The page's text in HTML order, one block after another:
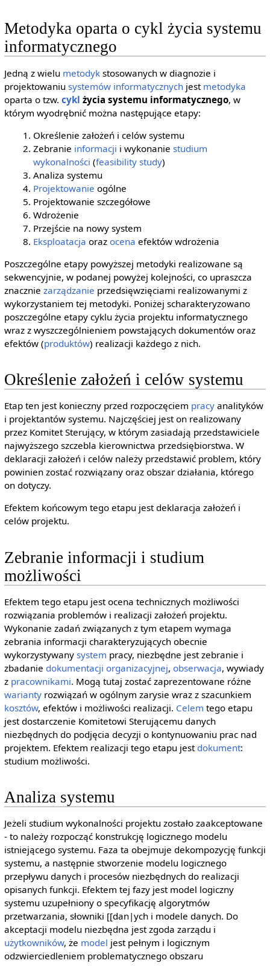
Metodyka oparta o cykl życia systemu
informatycznego
Jedną z wielu metodykstosowanych w diagnozie i
projektowaniu systemów informatycznychjest metodyka
oparta o tzw. cykl życia systemu informatycznego, w
którym wyodrębnić można następujące etapy:
Określenie założeń i celów systemu
Zebranie informacji i wykonaniestudium
wykonalności (feasibility study)
Analiza systemu
Projektowanie ogólne
Projektowanie szczegółowe
Wdrożenie
Przejście na nowy system
Eksploatacja orazocena efektów wdrożenia
Poszczególne etapy powyższej metodyki realizowane są
sekwencyjnie, w podanej powyżej kolejności, co upraszcza
znacznie zarządzanie przedsięwzięciami realizowanymi z
wykorzystaniem tej metodyki. Poniżej scharakteryzowano
poszczególne etapy cyklu życia projektu informatycznego
wraz z wyszczególnieniem powstających dokumentów oraz
efektów (produktów) realizacji każdego z nich.
Określenie założeń i celów systemu
Etap ten jest konieczny przed rozpoczęciem pracyanalityków
i projektantów systemu. Najczęściej jest on realizowany
przez Komitet Sterujący, w którym zasiadają przedstawiciele
najwyższego szczebla kierownictwa przedsiębiorstwa. W
deklaracji założeń i celów należy przedstawić problem, który
powinien zostać rozwiązany oraz obszar działania, którego
on dotyczy.
Efektem końcowym tego etapu jest deklaracja założeń i
celów projektu.
Zebranie informacji i studium
możliwości
Efektem tego etapu jest ocena technicznych możliwości
rozwiązania problemów i realizacji założeń projektu.
Wykonanie zadań związanych z tym etapem wymaga
zebrania informacji charakteryzujących obecnie
wykorzystywany system pracy, niezbędne jest zebranie i
zbadanie dokumentacji organizacyjnej, obserwacja, wywiady
z pracownikami. Mogą tutaj zostać zaprezentowane różne
wariantyrozwiązań w ogólnym zarysie wraz z szacunkiem
kosztów, efektów i możliwości realizacji. Celem tego etapu
jest dostarczenie Komitetowi Sterującemu danych
niezbędnych do podjęcia decyzji o kontynuowaniu prac nad
projektem. Efektem realizacji tego etapu jest dokument:
studium możliwości.
Analiza systemu
Jeżeli studium wykonalności projektu zostało zaakceptowane
- to należy rozpocząć konstrukcję logicznego modelu
istniejącego systemu. Faza ta obejmuje dekompozycję funkcji
systemu, a następnie stworzenie modelu logicznego
przepływu danych i procesów niezbędnych do realizacji
opisanych funkcji. Efektem tej fazy jest model logiczny
systemu uzupełniony o specyfikację algorytmów
przetwarzania, słowniki [[dan|ych i modele danych. Do
akceptacji modelu niezbędna jest zgoda zarządu i
użytkowników, że model jest pełnym i logicznym
odzwierciedleniem problematycznego obszaru